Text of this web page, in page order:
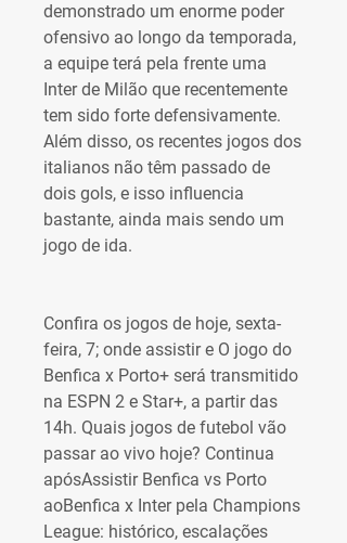
demonstrado um enorme poder
ofensivo ao longo da temporada,
a equipe terá pela frente uma
Inter de Milão que recentemente
tem sido forte defensivamente.
Além disso, os recentes jogos dos
italianos não têm passado de
dois gols, e isso influencia
bastante, ainda mais sendo um
jogo de ida.
Confira os jogos de hoje, sexta-
feira, 7; onde assistir e O jogo do
Benfica x Porto+ será transmitido
na ESPN 2 e Star+, a partir das
14h. Quais jogos de futebol vão
passar ao vivo hoje? Continua
apósAssistir Benfica vs Porto
aoBenfica x Inter pela Champions
League: histórico, escalações